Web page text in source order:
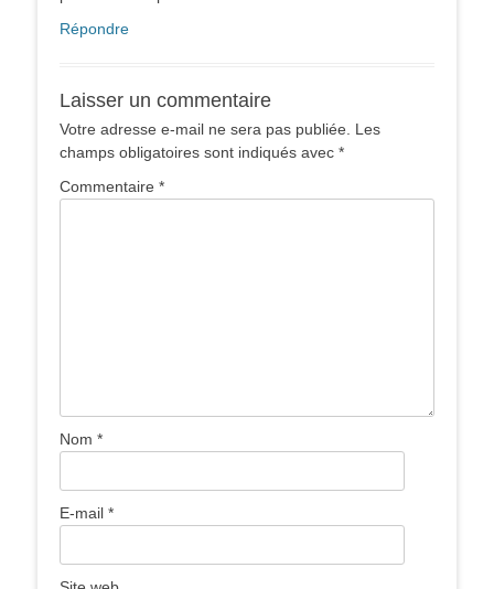
Répondre
Laisser un commentaire
Votre adresse e-mail ne sera pas publiée. Les
champs obligatoires sont indiqués avec *
Commentaire *
Nom *
E-mail *